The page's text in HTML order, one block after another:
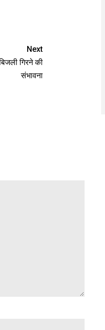
Next
गिरने की
संभावना